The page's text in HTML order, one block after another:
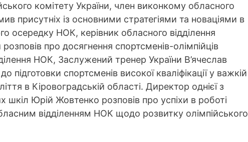
комітету України, член виконкому обласного
присутніх із основними стратегіями та новаціями в
осередку НОК, керівник обласного відділення
про досягнення спортсменів-олімпійців
НОК, Заслужений тренер України В’ячеслав
спортсменів високої кваліфікації у важкій
в Кіровоградській області. Директор однієї з
Юрій Жовтенко розповів про успіхи в роботі
відділенням НОК щодо розвитку олімпійського